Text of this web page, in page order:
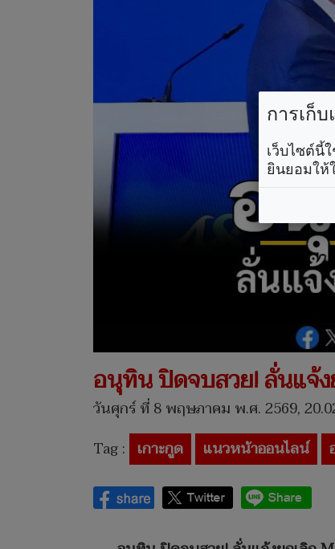
อนุทิน ปิดจบสวย! ลั่นแจ้ง
วันศุกร์ ที่ 8 พฤษภาคม พ.ศ. 2569,
Tag : เกาะกูด แนวหน้าออนไลน์
การเก็
เว็บไซต์นี้
ยินยอมให้